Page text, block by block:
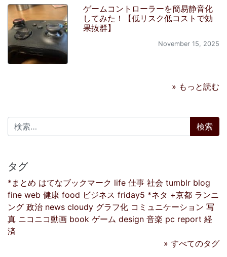
ゲームコントローラーを簡易静音化
してみた！【低リスク低コストで効
果抜群】
November 15, 2025
» もっと読む
検索:
タグ
*まとめ はてなブックマーク life 仕事 社会 tumblr blog
fine web 健康 food ビジネス friday5 *ネタ +京都 ランニ
ング 政治 news cloudy グラフ化 コミュニケーション 写
真 ニコニコ動画 book ゲーム design 音楽 pc report 経
済
» すべてのタグ